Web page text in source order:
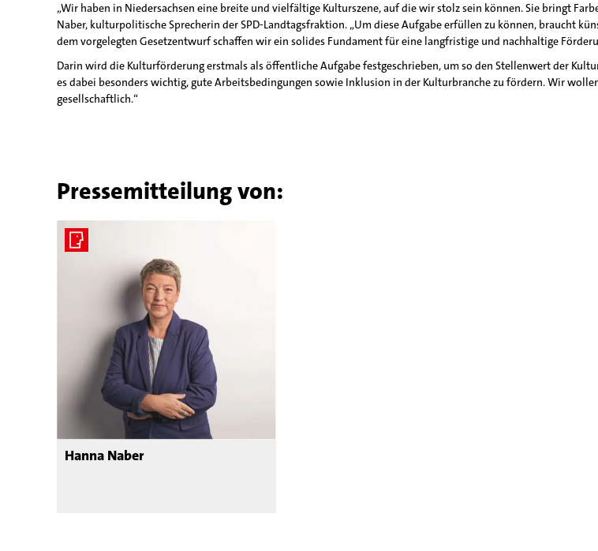
„Wir haben in Niedersachsen eine breite und vielfältige Kulturszene, auf die wir stolz sein können. Sie bringt
Naber, kulturpolitische Sprecherin der SPD-Landtagsfraktion. „Um diese Aufgabe erfüllen zu können, braucht
dem vorgelegten Gesetzentwurf schaffen wir ein solides Fundament für eine langfristige und nachhaltige
Darin wird die Kulturförderung erstmals als öffentliche Aufgabe festgeschrieben, um so den Stellenwert der
es dabei besonders wichtig, gute Arbeitsbedingungen sowie Inklusion in der Kulturbranche zu fördern. Wir
gesellschaftlich.“
Pressemitteilung von:
Hanna Naber